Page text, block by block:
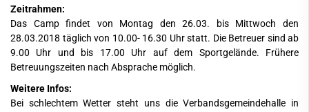
Zeitrahmen:
Das Camp findet von Montag den 26.03. bis Mittwoch den
28.03.2018 täglich von 10.00- 16.30 Uhr statt. Die Betreuer sind ab
9.00 Uhr und bis 17.00 Uhr auf dem Sportgelände. Frühere
Betreuungszeiten nach Absprache möglich.
Weitere Infos:
Bei schlechtem Wetter steht uns die Verbandsgemeindehalle in